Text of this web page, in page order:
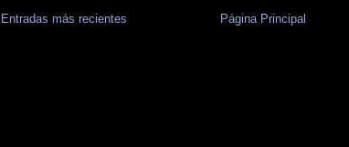
Entradas más recientes Página Principal